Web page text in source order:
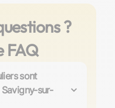
?
FAQ
sont
sur-